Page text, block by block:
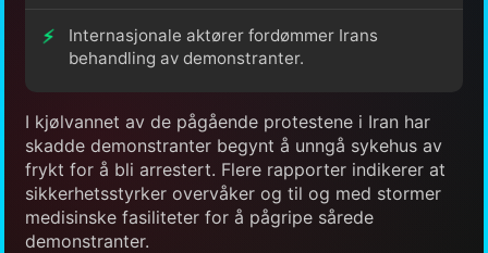
Internasjonale aktører fordømmer Irans
behandling av demonstranter.
I kjølvannet av de pågående protestene i Iran har
skadde demonstranter begynt å unngå sykehus av
frykt for å bli arrestert. Flere rapporter indikerer at
sikkerhetsstyrker overvåker og til og med stormer
medisinske fasiliteter for å pågripe sårede
demonstranter.